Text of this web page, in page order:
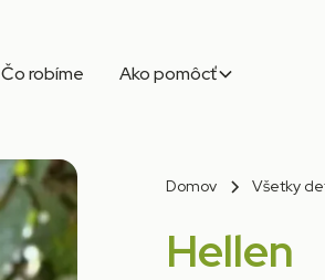
Čo robíme Ako pomôcť
Domov Všetky
Hellen